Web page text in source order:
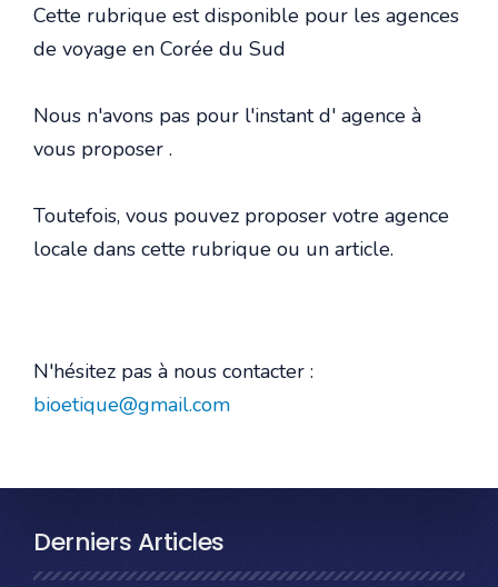
Cette rubrique est disponible pour les agences
de voyage en Corée du Sud
Nous n'avons pas pour l'instant d' agence à
vous proposer .
Toutefois, vous pouvez proposer votre agence
locale dans cette rubrique ou un article.
N'hésitez pas à nous contacter :
bioetique@gmail.com
Derniers Articles